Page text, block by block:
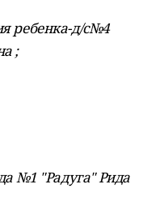
ребенка-д/с№4
;
№1 "Радуга" Рида